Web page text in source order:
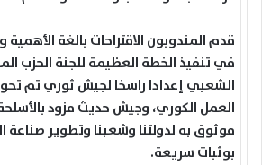
قدم المندوبون الاقتراحات بالغة الأهمية
في تنفيذ الخطة العظيمة للجنة الحزب
الشعبي إعدادا راسخا لجيش ثوري تم
العمل الكوري، وجيش حديث مزود
موثوق به لدولتنا وشعبنا وتطوير صناعة
بوثبات سريعة.